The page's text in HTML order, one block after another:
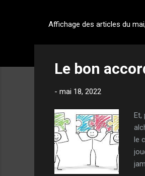
r
Affichage des articles du
Le bon
- mai 18, 2022
Et,
le